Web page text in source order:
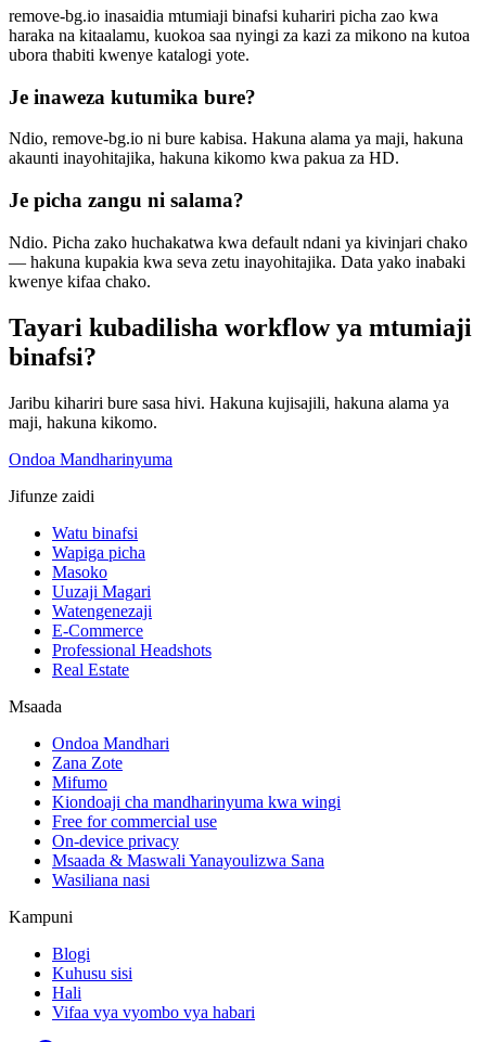
remove-bg.io inasaidia mtumiaji binafsi kuhariri picha zao kwa
haraka na kitaalamu, kuokoa saa nyingi za kazi za mikono na kutoa
ubora thabiti kwenye katalogi yote.
Je inaweza kutumika bure?
Ndio, remove-bg.io ni bure kabisa. Hakuna alama ya maji, hakuna
akaunti inayohitajika, hakuna kikomo kwa pakua za HD.
Je picha zangu ni salama?
Ndio. Picha zako huchakatwa kwa default ndani ya kivinjari chako
— hakuna kupakia kwa seva zetu inayohitajika. Data yako inabaki
kwenye kifaa chako.
Tayari kubadilisha workflow ya mtumiaji
binafsi?
Jaribu kihariri bure sasa hivi. Hakuna kujisajili, hakuna alama ya
maji, hakuna kikomo.
Ondoa Mandharinyuma
Jifunze zaidi
Watu binafsi
Wapiga picha
Masoko
Uuzaji Magari
Watengenezaji
E-Commerce
Professional Headshots
Real Estate
Msaada
Ondoa Mandhari
Zana Zote
Mifumo
Kiondoaji cha mandharinyuma kwa wingi
Free for commercial use
On-device privacy
Msaada & Maswali Yanayoulizwa Sana
Wasiliana nasi
Kampuni
Blogi
Kuhusu sisi
Hali
Vifaa vya vyombo vya habari